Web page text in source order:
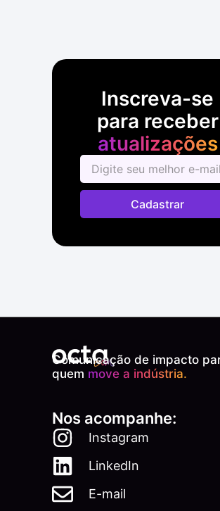
Inscreva-se
para receber
atualizações
Cadastrar
Comunicação de impacto
quem move a indústria.
Nos acompanhe:
Instagram
LinkedIn
E-mail